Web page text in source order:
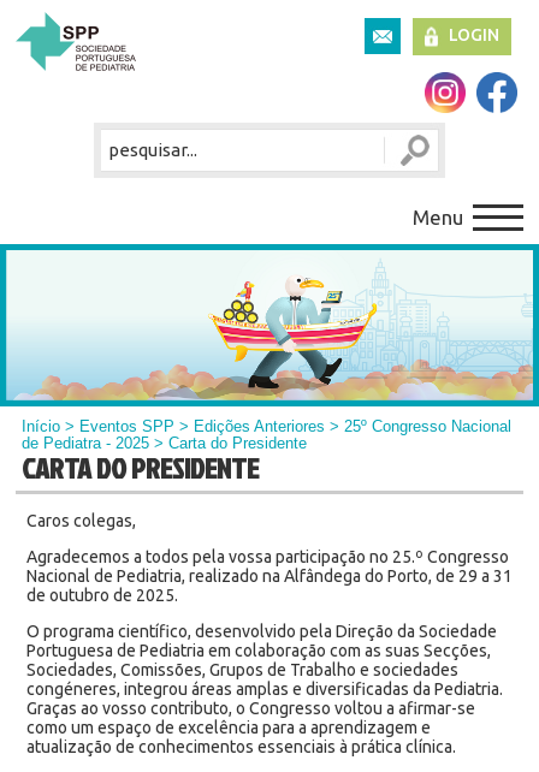
LOGIN
Menu
Início > Eventos SPP > Edições Anteriores >25º Congresso Nacional
de Pediatra - 2025 > Carta do Presidente
CARTA DO PRESIDENTE
Caros colegas,
Agradecemos a todos pela vossa participação no 25.º Congresso
Nacional de Pediatria, realizado na Alfândega do Porto, de 29 a 31
de outubro de 2025.
O programa científico, desenvolvido pela Direção da Sociedade
Portuguesa de Pediatria em colaboração com as suas Secções,
Sociedades, Comissões, Grupos de Trabalho e sociedades
congéneres, integrou áreas amplas e diversificadas da Pediatria.
Graças ao vosso contributo, o Congresso voltou a afirmar-se
como um espaço de excelência para a aprendizagem e
atualização de conhecimentos essenciais à prática clínica.